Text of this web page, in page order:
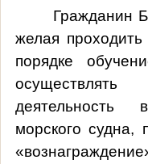
Гражданин
желая
порядке
деятельность
морского судна,